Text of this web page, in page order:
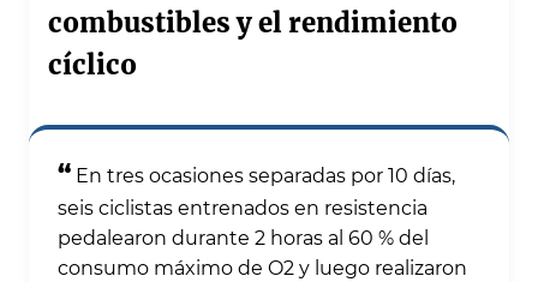
combustibles y el rendimiento
cíclico
“ En tres ocasiones separadas por 10 días,
seis ciclistas entrenados en resistencia
pedalearon durante 2 horas al 60 % del
consumo máximo de O2 y luego realizaron